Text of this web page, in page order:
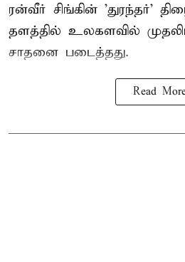
ரன்வீர் சிங்கின் 'துரந்தர்'
தளத்தில் உலகளவில்
சாதனை படைத்தது.
Read